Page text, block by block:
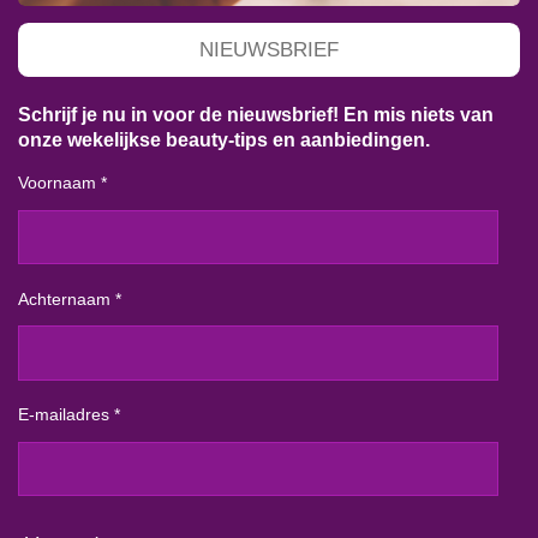
NIEUWSBRIEF
Schrijf je nu in voor de nieuwsbrief! En mis niets van
onze wekelijkse beauty-tips en aanbiedingen.
Voornaam *
Achternaam *
E-mailadres *